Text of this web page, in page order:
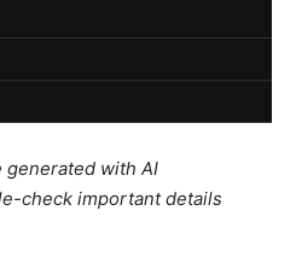
with AI
check important details